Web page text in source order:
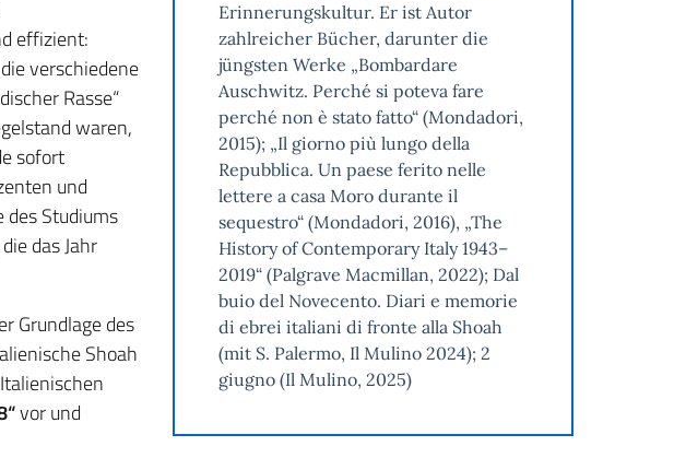
effizient:
verschiedene
Rasse“
waren,
sofort
und
des Studiums
das Jahr
Grundlage des
Shoah
vor und
Erinnerungskultur. Er ist Autor
zahlreicher Bücher, darunter die
jüngsten Werke „Bombardare
Auschwitz. Perché si poteva fare
perché non è stato fatto“ (Mondadori,
2015); „Il giorno più lungo della
Repubblica. Un paese ferito nelle
lettere a casa Moro durante il
sequestro“ (Mondadori, 2016), „The
History of Contemporary Italy 1943–
2019“ (Palgrave Macmillan, 2022); Dal
buio del Novecento. Diari e memorie
di ebrei italiani di fronte alla Shoah
(mit S. Palermo, Il Mulino 2024); 2
giugno (Il Mulino, 2025)